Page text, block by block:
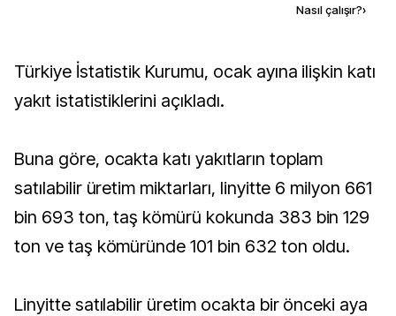
Nasıl çalışır?›
Türkiye İstatistik Kurumu, ocak ayına ilişkin katı
yakıt istatistiklerini açıkladı.
Buna göre, ocakta katı yakıtların toplam
satılabilir üretim miktarları, linyitte 6 milyon 661
bin 693 ton, taş kömürü kokunda 383 bin 129
ton ve taş kömüründe 101 bin 632 ton oldu.
Linyitte satılabilir üretim ocakta bir önceki aya